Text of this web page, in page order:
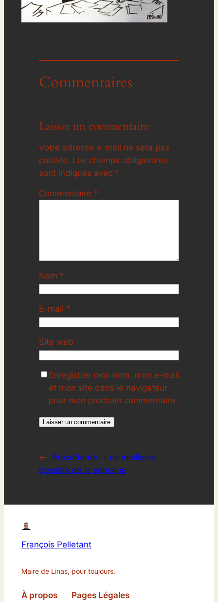
Commentaires
Laisser un commentaire
Votre adresse e-mail ne sera pas
publiée. Les champs obligatoires
sont indiqués avec *
Commentaire *
Nom *
E-mail *
Site web
Enregistrer mon nom, mon e-mail
et mon site dans le navigateur
pour mon prochain commentaire.
← Précédente : Les meilleurs
dessins de la semaine
François Pelletant
Maire de Linas, pour toujours.
À propos Pages Légales